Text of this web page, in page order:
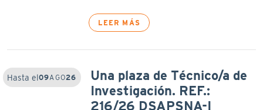
LEER MÁS
Hasta el09AGO26
Una plaza de Técnico/a de
Investigación. REF.:
216/26 DSAPSNA-I